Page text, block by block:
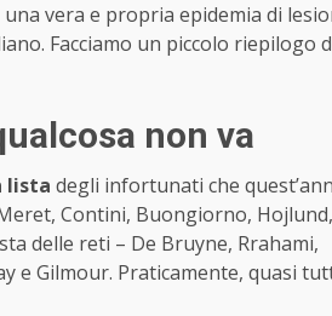
vera e propria epidemia di
Facciamo un piccolo riepilogo
non va
lista degli infortunati che
Contini, Buongiorno, Hojlund,
delle reti – De Bruyne, Rrahami,
e Gilmour. Praticamente, quasi